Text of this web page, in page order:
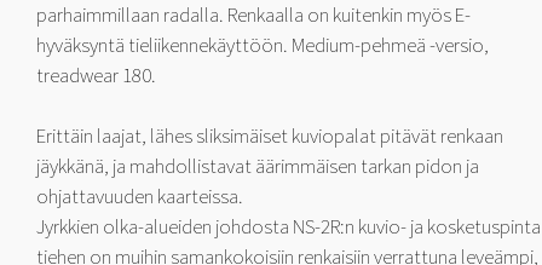
parhaimmillaan radalla. Renkaalla on kuitenkin myös E-
hyväksyntä tieliikennekäyttöön. Medium-pehmeä -versio,
treadwear 180.
Erittäin laajat, lähes sliksimäiset kuviopalat pitävät renkaan
jäykkänä, ja mahdollistavat äärimmäisen tarkan pidon ja
ohjattavuuden kaarteissa.
Jyrkkien olka-alueiden johdosta NS-2R:n kuvio- ja kosketuspinta
tiehen on muihin samankokoisiin renkaisiin verrattuna leveämpi,